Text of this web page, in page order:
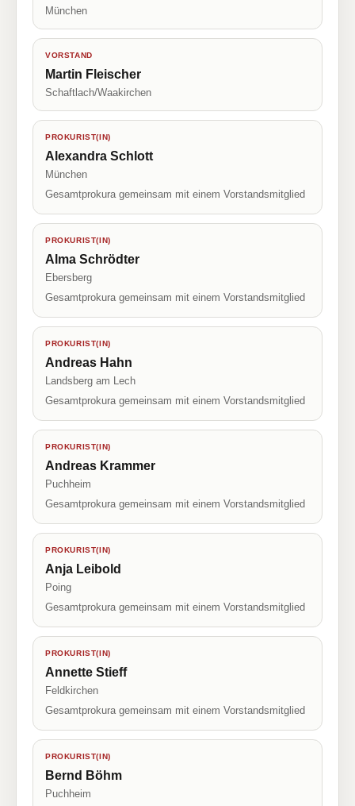
München
VORSTAND
Martin Fleischer
Schaftlach/Waakirchen
PROKURIST(IN)
Alexandra Schlott
München
Gesamtprokura gemeinsam mit einem Vorstandsmitglied
PROKURIST(IN)
Alma Schrödter
Ebersberg
Gesamtprokura gemeinsam mit einem Vorstandsmitglied
PROKURIST(IN)
Andreas Hahn
Landsberg am Lech
Gesamtprokura gemeinsam mit einem Vorstandsmitglied
PROKURIST(IN)
Andreas Krammer
Puchheim
Gesamtprokura gemeinsam mit einem Vorstandsmitglied
PROKURIST(IN)
Anja Leibold
Poing
Gesamtprokura gemeinsam mit einem Vorstandsmitglied
PROKURIST(IN)
Annette Stieff
Feldkirchen
Gesamtprokura gemeinsam mit einem Vorstandsmitglied
PROKURIST(IN)
Bernd Böhm
Puchheim